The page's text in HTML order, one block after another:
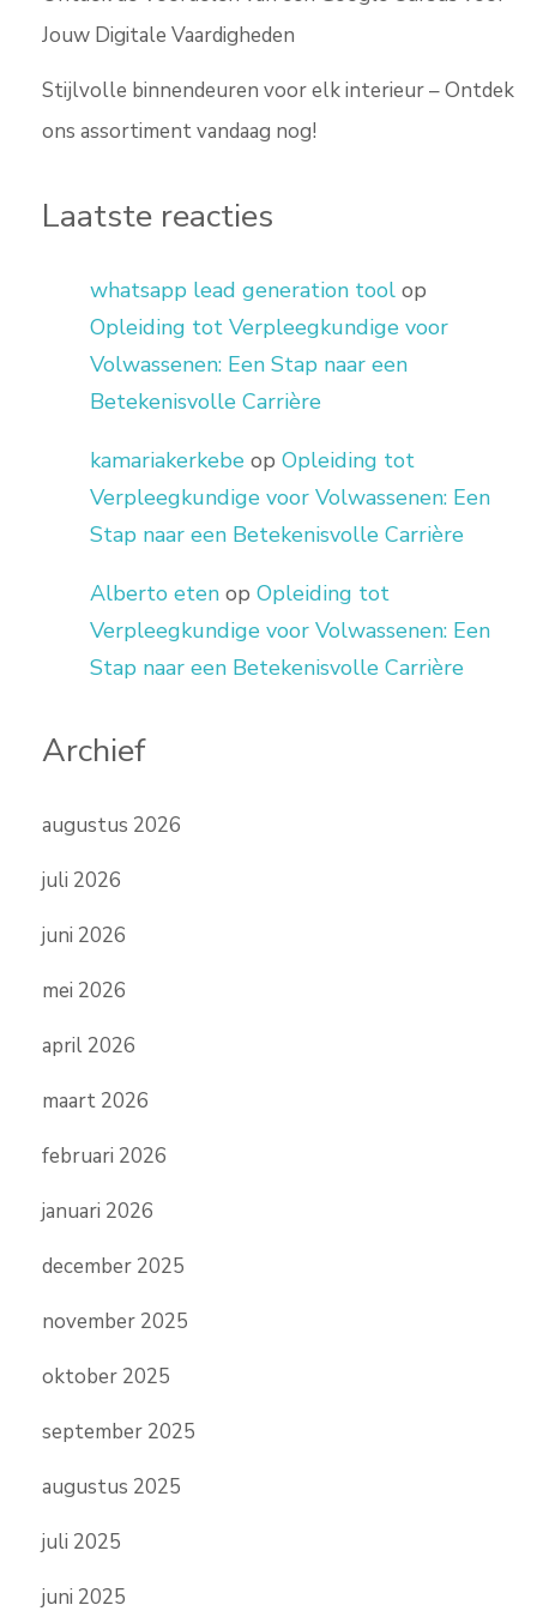
Jouw Digitale Vaardigheden
Stijlvolle binnendeuren voor elk interieur – Ontdek
ons assortiment vandaag nog!
Laatste reacties
whatsapp lead generation tool op
Opleiding tot Verpleegkundige voor
Volwassenen: Een Stap naar een
Betekenisvolle Carrière
kamariakerkebe op Opleiding tot
Verpleegkundige voor Volwassenen: Een
Stap naar een Betekenisvolle Carrière
Alberto eten op Opleiding tot
Verpleegkundige voor Volwassenen: Een
Stap naar een Betekenisvolle Carrière
Archief
augustus 2026
juli 2026
juni 2026
mei 2026
april 2026
maart 2026
februari 2026
januari 2026
december 2025
november 2025
oktober 2025
september 2025
augustus 2025
juli 2025
juni 2025